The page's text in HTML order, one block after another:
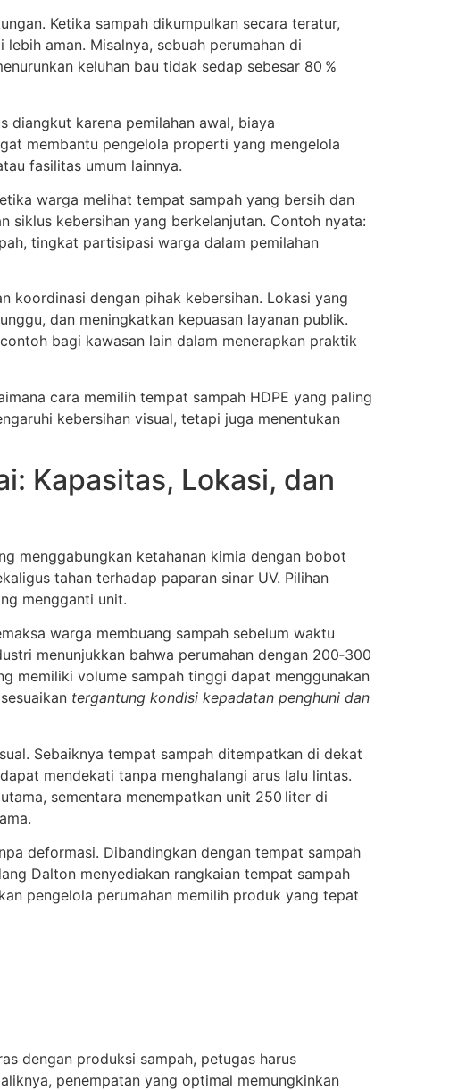
Ketika sampah dikumpulkan secara teratur,
aman. Misalnya, sebuah perumahan di
keluhan bau tidak sedap sebesar 80 %
diangkut karena pemilahan awal, biaya
membantu pengelola properti yang mengelola
fasilitas umum lainnya.
warga melihat tempat sampah yang bersih dan
siklus kebersihan yang berkelanjutan. Contoh nyata:
tingkat partisipasi warga dalam pemilahan
koordinasi dengan pihak kebersihan. Lokasi yang
dan meningkatkan kepuasan layanan publik.
bagi kawasan lain dalam menerapkan praktik
cara memilih tempat sampah HDPE yang paling
kebersihan visual, tetapi juga menentukan
Kapasitas, Lokasi, dan
menggabungkan ketahanan kimia dengan bobot
tahan terhadap paparan sinar UV. Pilihan
mengganti unit.
warga membuang sampah sebelum waktu
menunjukkan bahwa perumahan dengan 200‑300
memiliki volume sampah tinggi dapat menggunakan
tergantung kondisi kepadatan penghuni dan
Sebaiknya tempat sampah ditempatkan di dekat
mendekati tanpa menghalangi arus lalu lintas.
sementara menempatkan unit 250 liter di
deformasi. Dibandingkan dengan tempat sampah
Dalton menyediakan rangkaian tempat sampah
pengelola perumahan memilih produk yang tepat
dengan produksi sampah, petugas harus
penempatan yang optimal memungkinkan